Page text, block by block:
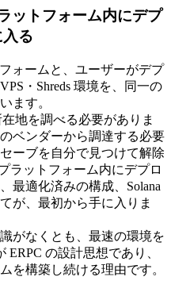
ットフォーム内にデプ
る
ォームと、ユーザーがデプ
・Shreds 環境を、同一の
ます。
地を調べる必要がありま
ベンダーから調達する必要
ーブを自分で見つけて解除
ラットフォーム内にデプロ
最適化済みの構成、Solana
が、最初から手に入りま
がなくとも、最速の環境を
の設計思想であり、
を構築し続ける理由です。